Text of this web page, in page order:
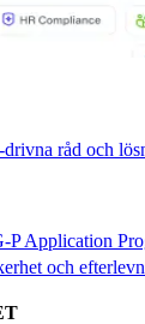
råd och
P Application
och